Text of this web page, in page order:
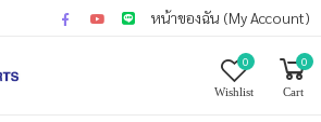
หน้าของฉัน (My Account)
0
Wishlist
0
Cart